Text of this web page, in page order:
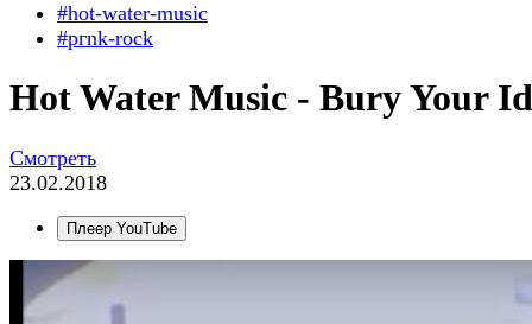
#hot-water-music
#pгnk-roсk
Hot Water Music - Bury Your
Смотреть
23.02.2018
Плеер YouTube